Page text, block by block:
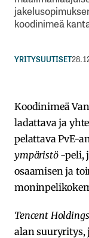
koodinimeä
YRITYSUUTISET
Koodinimeä
ladattava ja
pelattava PvE-
ympäristö-peli,
osaamisen ja
Tencent
alan suuryritys,